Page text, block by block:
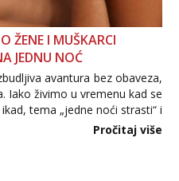
ŽENE I MUŠKARCI
JEDNU NOĆ
avantura bez obaveza,
Iako živimo u vremenu kad se
tema „jedne noći strasti“ i
zapravo misle žene, a što
Pročitaj više